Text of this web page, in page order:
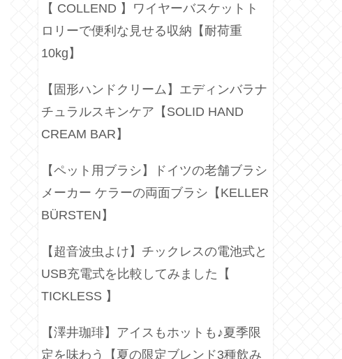
【 COLLEND 】ワイヤーバスケットト
ロリーで便利な見せる収納【耐荷重
10kg】
【固形ハンドクリーム】エディンバラナ
チュラルスキンケア【SOLID HAND
CREAM BAR】
【ペット用ブラシ】ドイツの老舗ブラシ
メーカー ケラーの両面ブラシ【KELLER
BÜRSTEN】
【超音波虫よけ】チックレスの電池式と
USB充電式を比較してみました【
TICKLESS 】
【澤井珈琲】アイスもホットも♪夏季限
定を味わう【夏の限定ブレンド3種飲み